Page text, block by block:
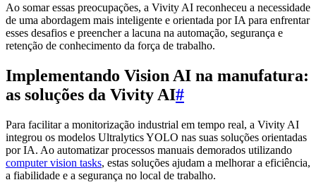
Ao somar essas preocupações, a Vivity AI reconheceu a necessidade
de uma abordagem mais inteligente e orientada por IA para enfrentar
esses desafios e preencher a lacuna na automação, segurança e
retenção de conhecimento da força de trabalho.
Implementando Vision AI na manufatura:
as soluções da Vivity AI#
Para facilitar a monitorização industrial em tempo real, a Vivity AI
integrou os modelos Ultralytics YOLO nas suas soluções orientadas
por IA. Ao automatizar processos manuais demorados utilizando
computer vision tasks, estas soluções ajudam a melhorar a eficiência,
a fiabilidade e a segurança no local de trabalho.